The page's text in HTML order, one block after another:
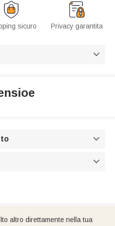
sicuro Privacy garantita



altro direttamente nella tua